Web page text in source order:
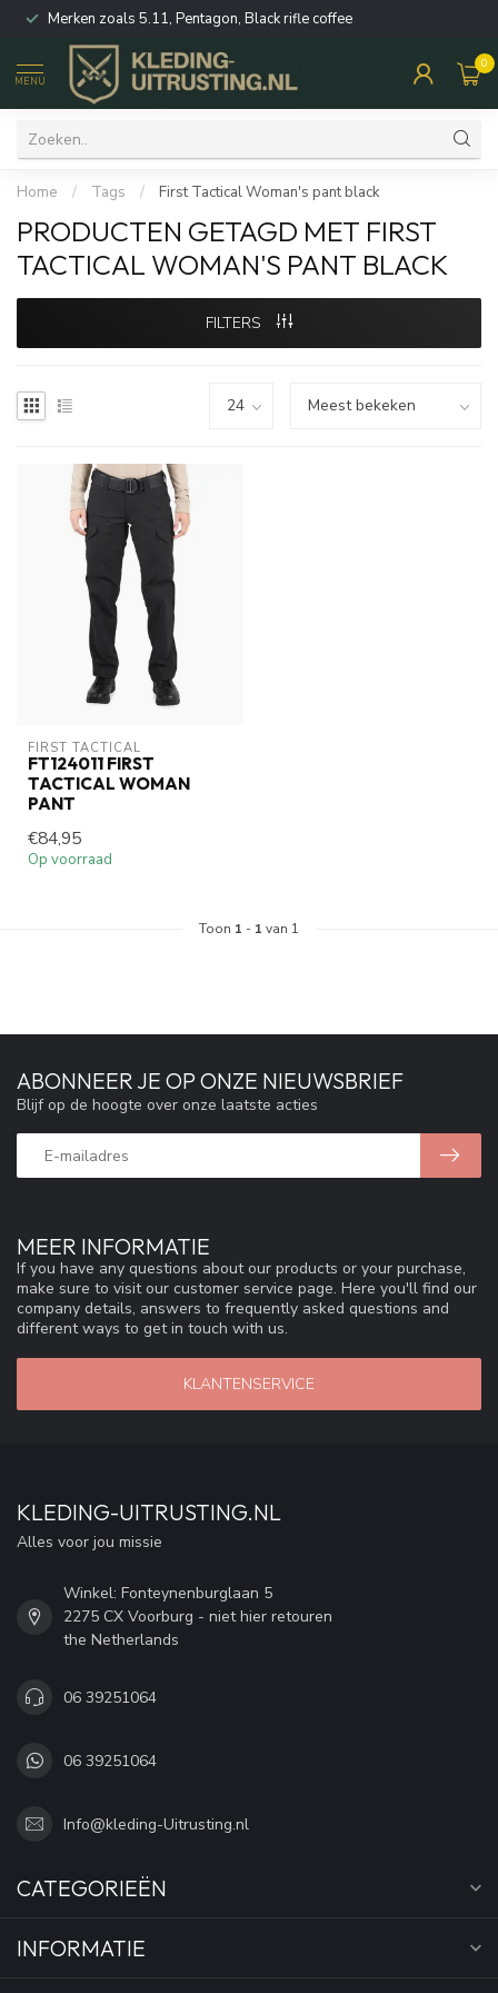
Merken zoals 5.11, Pentagon, Black rifle coffee
MENU
0
Home / Tags / First Tactical Woman's pant black
PRODUCTEN GETAGD MET FIRST
TACTICAL WOMAN'S PANT BLACK
FILTERS
FIRST TACTICAL
FT124011 FIRST
TACTICAL WOMAN
PANT
€84,95
Op voorraad
Toon 1 - 1 van 1
MEER INFORMATIE
If you have any questions about our products or your purchase,
make sure to visit our customer service page. Here you'll find our
company details, answers to frequently asked questions and
different ways to get in touch with us.
KLANTENSERVICE
ABONNEER JE OP ONZE NIEUWSBRIEF
Blijf op de hoogte over onze laatste acties
KLEDING-UITRUSTING.NL
Alles voor jou missie
Winkel: Fonteynenburglaan 5
2275 CX Voorburg - niet hier retouren
the Netherlands
06 39251064
06 39251064
Info@kleding-Uitrusting.nl
CATEGORIEËN
INFORMATIE